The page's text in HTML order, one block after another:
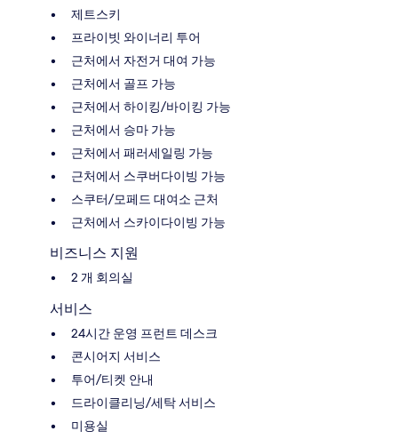
제트스키
프라이빗 와이너리 투어
근처에서 자전거 대여 가능
근처에서 골프 가능
근처에서 하이킹/바이킹 가능
근처에서 승마 가능
근처에서 패러세일링 가능
근처에서 스쿠버다이빙 가능
스쿠터/모페드 대여소 근처
근처에서 스카이다이빙 가능
비즈니스 지원
2 개 회의실
서비스
24시간 운영 프런트 데스크
콘시어지 서비스
투어/티켓 안내
드라이클리닝/세탁 서비스
미용실